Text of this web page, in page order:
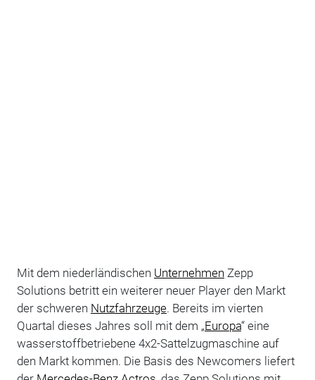
Mit dem niederländischen Unternehmen Zepp
Solutions betritt ein weiterer neuer Player den Markt
der schweren Nutzfahrzeuge. Bereits im vierten
Quartal dieses Jahres soll mit dem „Europa“ eine
wasserstoffbetriebene 4x2-Sattelzugmaschine auf
den Markt kommen. Die Basis des Newcomers liefert